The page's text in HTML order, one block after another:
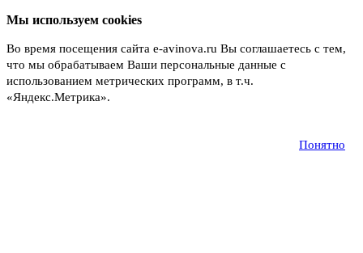
Мы используем cookies
Во время посещения сайта e-avinova.ru Вы соглашаетесь с тем,
что мы обрабатываем Ваши персональные данные с
использованием метрических программ, в т.ч.
«Яндекс.Метрика».
Понятно